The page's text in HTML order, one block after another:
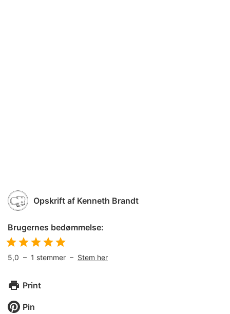
Opskrift af Kenneth Brandt
Brugernes bedømmelse:
5,0 – 1 stemmer – Stem her
Print
Pin